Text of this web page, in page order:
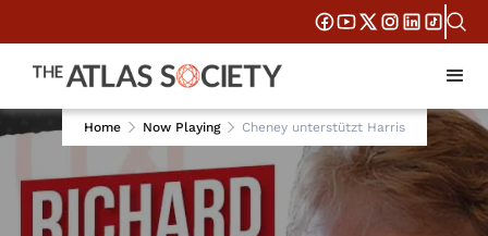
Home Now Playing Cheney unterstützt Harris